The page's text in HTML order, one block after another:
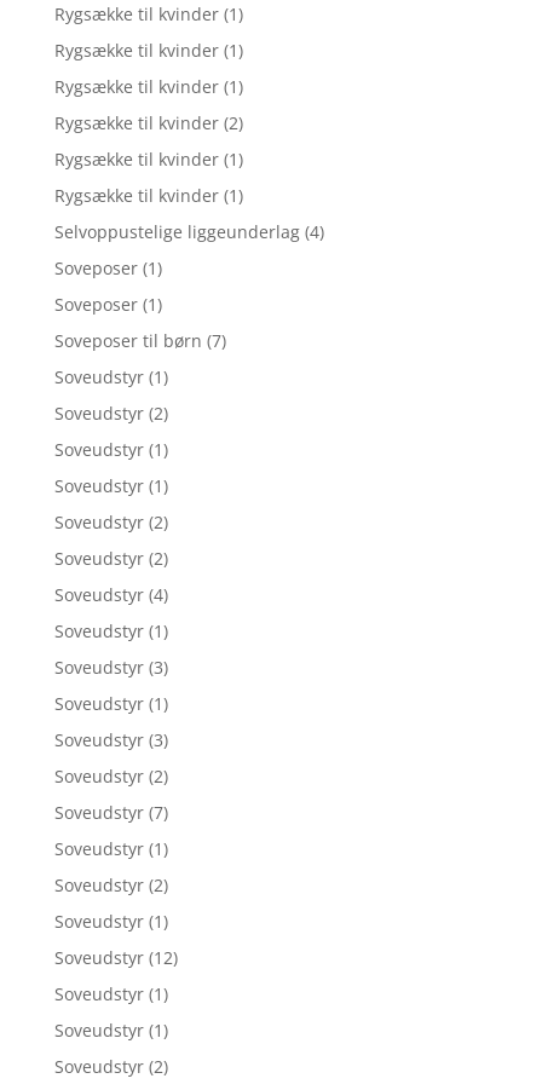
Rygsække til kvinder (1)
Rygsække til kvinder (1)
Rygsække til kvinder (1)
Rygsække til kvinder (2)
Rygsække til kvinder (1)
Rygsække til kvinder (1)
Selvoppustelige liggeunderlag (4)
Soveposer (1)
Soveposer (1)
Soveposer til børn (7)
Soveudstyr (1)
Soveudstyr (2)
Soveudstyr (1)
Soveudstyr (1)
Soveudstyr (2)
Soveudstyr (2)
Soveudstyr (4)
Soveudstyr (1)
Soveudstyr (3)
Soveudstyr (1)
Soveudstyr (3)
Soveudstyr (2)
Soveudstyr (7)
Soveudstyr (1)
Soveudstyr (2)
Soveudstyr (1)
Soveudstyr (12)
Soveudstyr (1)
Soveudstyr (1)
Soveudstyr (2)